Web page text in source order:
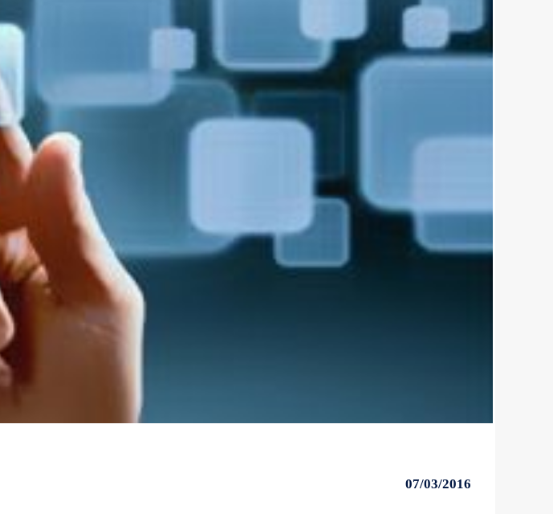
07/03/2016